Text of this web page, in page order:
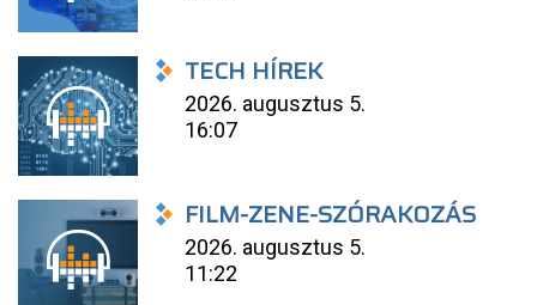
TECH HÍREK
2026. augusztus 5.
16:07
FILM-ZENE-SZÓRAKOZÁS
2026. augusztus 5.
11:22